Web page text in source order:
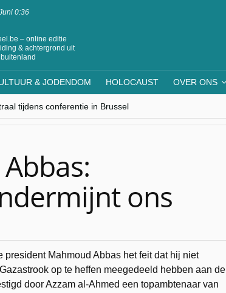
0:36
– online editie
& achtergrond uit
& JODENDOM HOLOCAUST OVER ONS
tijdens conferentie in Brussel
begrijpt”, Jinnih Beels (Vooruit)
Europa
ons
Mahmoud Abbas het feit dat hij niet
op te heffen meegedeeld hebben aan de
door Azzam al-Ahmed een topambtenaar van